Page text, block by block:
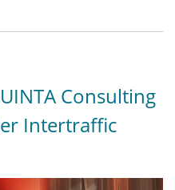
Friesen
in
sein
Committee“
Consulting
Intertraffic